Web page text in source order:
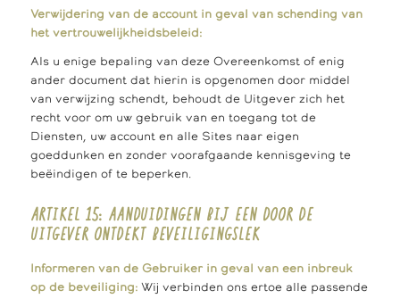
Verwijdering van de account in geval van schending van
het vertrouwelijkheidsbeleid:
Als u enige bepaling van deze Overeenkomst of enig
ander document dat hierin is opgenomen door middel
van verwijzing schendt, behoudt de Uitgever zich het
recht voor om uw gebruik van en toegang tot de
Diensten, uw account en alle Sites naar eigen
goeddunken en zonder voorafgaande kennisgeving te
beëindigen of te beperken.
ARTIKEL 15: AANDUIDINGEN BIJ EEN DOOR DE
UITGEVER ONTDEKT BEVEILIGINGSLEK
Informeren van de Gebruiker in geval van een inbreuk
op de beveiliging:Wij verbinden ons ertoe alle passende